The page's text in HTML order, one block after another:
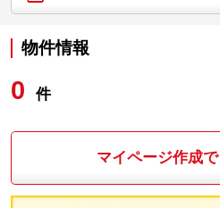
物件情報
0 件
マイページ作成で